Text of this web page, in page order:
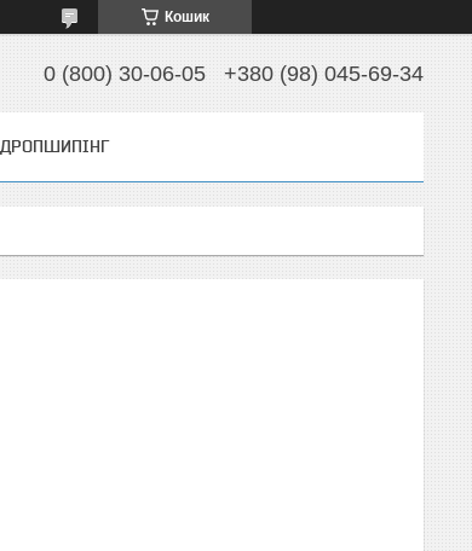
Кошик
0 (800) 30-06-05 +380 (98) 045-69-34
ДРОПШИПІНГ